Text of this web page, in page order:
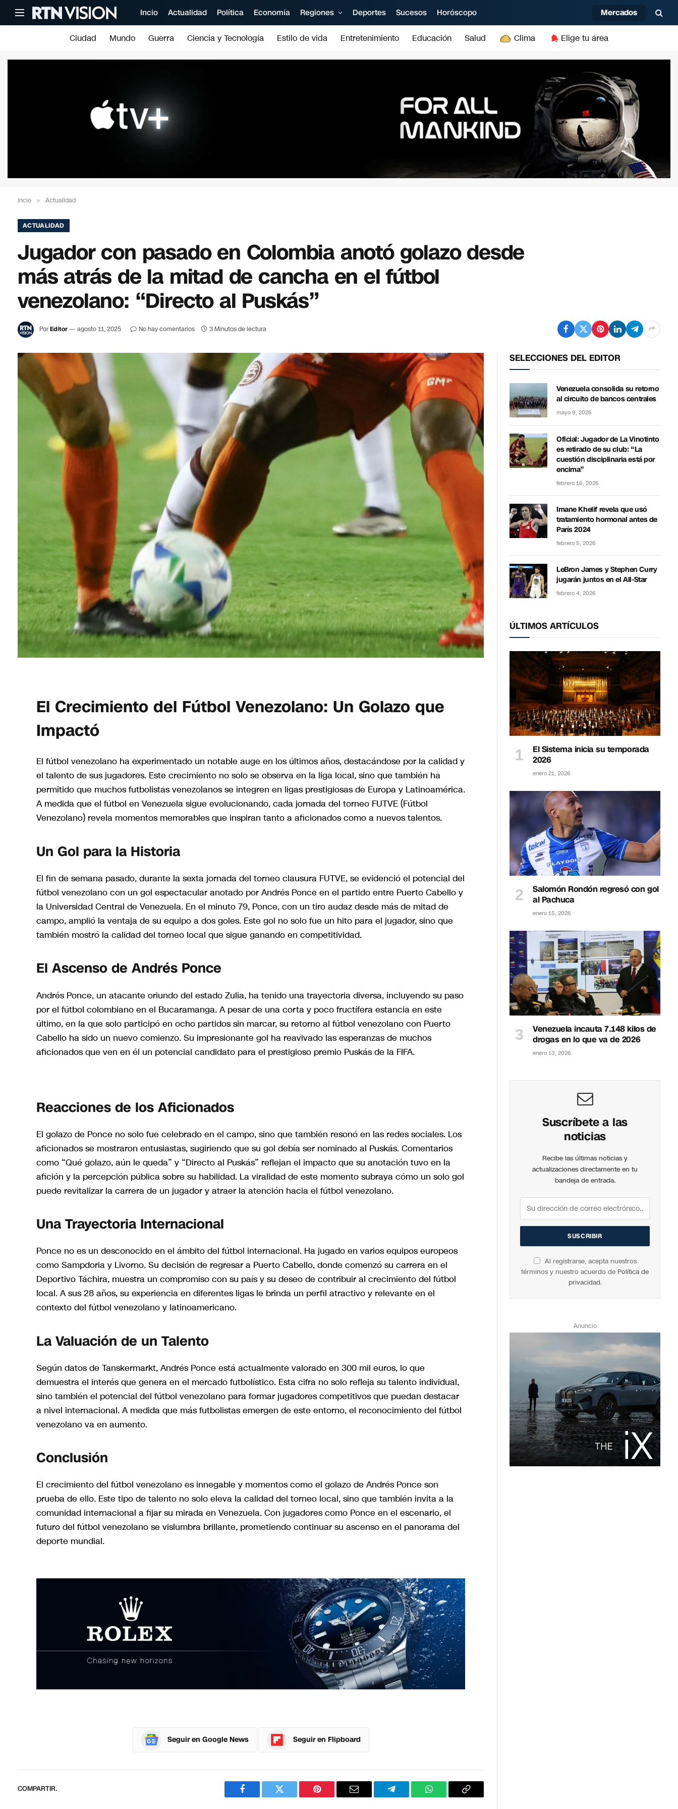
Incio Actualidad Política Economía Regiones Deportes Sucesos Horóscopo Mercados
Ciudad Mundo Guerra Ciencia y Tecnología Estilo de vida Entretenimiento Educación Salud Clima Elige tu área
Incio » Actualidad
ACTUALIDAD
Jugador con pasado en Colombia anotó golazo desde
más atrás de la mitad de cancha en el fútbol
venezolano: “Directo al Puskás”
PorEditor agosto 11, 2025 No hay comentarios 3 Minutos de lectura
El Crecimiento del Fútbol Venezolano: Un Golazo que
Impactó
El fútbol venezolano ha experimentado un notable auge en los últimos años, destacándose por la calidad y
el talento de sus jugadores. Este crecimiento no solo se observa en la liga local, sino que también ha
permitido que muchos futbolistas venezolanos se integren en ligas prestigiosas de Europa y Latinoamérica.
A medida que el fútbol en Venezuela sigue evolucionando, cada jornada del torneo FUTVE (Fútbol
Venezolano) revela momentos memorables que inspiran tanto a aficionados como a nuevos talentos.
Un Gol para la Historia
El fin de semana pasado, durante la sexta jornada del torneo clausura FUTVE, se evidenció el potencial del
fútbol venezolano con un gol espectacular anotado por Andrés Ponce en el partido entre Puerto Cabello y
la Universidad Central de Venezuela. En el minuto 79, Ponce, con un tiro audaz desde más de mitad de
campo, amplió la ventaja de su equipo a dos goles. Este gol no solo fue un hito para el jugador, sino que
también mostró la calidad del torneo local que sigue ganando en competitividad.
El Ascenso de Andrés Ponce
Andrés Ponce, un atacante oriundo del estado Zulia, ha tenido una trayectoria diversa, incluyendo su paso
por el fútbol colombiano en el Bucaramanga. A pesar de una corta y poco fructífera estancia en este
último, en la que solo participó en ocho partidos sin marcar, su retorno al fútbol venezolano con Puerto
Cabello ha sido un nuevo comienzo. Su impresionante gol ha reavivado las esperanzas de muchos
aficionados que ven en él un potencial candidato para el prestigioso premio Puskás de la FIFA.
Reacciones de los Aficionados
El golazo de Ponce no solo fue celebrado en el campo, sino que también resonó en las redes sociales. Los
aficionados se mostraron entusiastas, sugiriendo que su gol debía ser nominado al Puskás. Comentarios
como “Qué golazo, aún le queda” y “Directo al Puskás” reflejan el impacto que su anotación tuvo en la
afición y la percepción pública sobre su habilidad. La viralidad de este momento subraya cómo un solo gol
puede revitalizar la carrera de un jugador y atraer la atención hacia el fútbol venezolano.
Una Trayectoria Internacional
Ponce no es un desconocido en el ámbito del fútbol internacional. Ha jugado en varios equipos europeos
como Sampdoria y Livorno. Su decisión de regresar a Puerto Cabello, donde comenzó su carrera en el
Deportivo Táchira, muestra un compromiso con su país y su deseo de contribuir al crecimiento del fútbol
local. A sus 28 años, su experiencia en diferentes ligas le brinda un perfil atractivo y relevante en el
contexto del fútbol venezolano y latinoamericano.
La Valuación de un Talento
Según datos de Tanskermarkt, Andrés Ponce está actualmente valorado en 300 mil euros, lo que
demuestra el interés que genera en el mercado futbolístico. Esta cifra no solo refleja su talento individual,
sino también el potencial del fútbol venezolano para formar jugadores competitivos que puedan destacar
a nivel internacional. A medida que más futbolistas emergen de este entorno, el reconocimiento del fútbol
venezolano va en aumento.
Conclusión
El crecimiento del fútbol venezolano es innegable y momentos como el golazo de Andrés Ponce son
prueba de ello. Este tipo de talento no solo eleva la calidad del torneo local, sino que también invita a la
comunidad internacional a fijar su mirada en Venezuela. Con jugadores como Ponce en el escenario, el
futuro del fútbol venezolano se vislumbra brillante, prometiendo continuar su ascenso en el panorama del
deporte mundial.
Seguir en Google News Seguir en Flipboard
COMPARTIR.
FacebookTwitter PinterestCorreo
TelegramWhatsAppCopiar
SELECCIONES DEL EDITOR
Venezuela consolida su retorno
al circuito de bancos centrales
mayo 9, 2026
Oficial: Jugador de La Vinotinto
es retirado de su club: “La
cuestión disciplinaria está por
encima”
febrero 16, 2026
Imane Khelif revela que usó
tratamiento hormonal antes de
París 2024
febrero 5, 2026
LeBron James y Stephen Curry
jugarán juntos en el All-Star
febrero 4, 2026
ÚLTIMOS ARTÍCULOS
El Sistema inicia su temporada
2026
enero 21, 2026
Salomón Rondón regresó con gol
al Pachuca
enero 15, 2026
Venezuela incauta 7.148 kilos de
drogas en lo que va de 2026
enero 13, 2026
Suscríbete a las
noticias
Recibe las últimas noticias y
actualizaciones directamente en tu
bandeja de entrada.
Al registrarse, acepta nuestros
términos y nuestro acuerdo de Política de
privacidad.
Anuncio